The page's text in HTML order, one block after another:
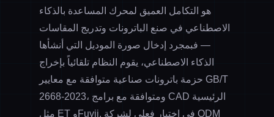
هو التكامل العميق لمحرك المساعدة بالذكاء
الاصطناعي في صنع الباترونات وتدريج المقاسات
— فبمجرد إدخال صورة الموديل التي أنشأها
الذكاء الاصطناعي، يقوم النظام تلقائياً بإخراج
حزمة باترونات صناعية متوافقة مع معايير GB/T
2668-2023، ومتوافقة مع برامج CAD الرئيسية
مثل ET وFuyii. في اختبار فعلي لشركة ODM